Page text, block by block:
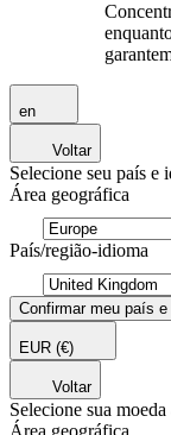
en
Voltar
Selecione seu país e
Área geográfica
País/região-idioma
Confirmar meu país e
EUR (€)
Voltar
Selecione sua
Área geográfica